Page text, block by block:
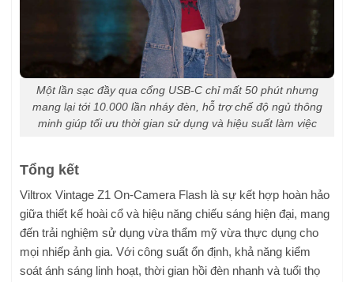
Một lần sạc đầy qua cổng USB-C chỉ mất 50 phút nhưng
mang lại tới 10.000 lần nháy đèn, hỗ trợ chế độ ngủ thông
minh giúp tối ưu thời gian sử dụng và hiệu suất làm việc
Tổng kết
Viltrox Vintage Z1 On-Camera Flash là sự kết hợp hoàn hảo
giữa thiết kế hoài cổ và hiệu năng chiếu sáng hiện đại, mang
đến trải nghiệm sử dụng vừa thẩm mỹ vừa thực dụng cho
mọi nhiếp ảnh gia. Với công suất ổn định, khả năng kiểm
soát ánh sáng linh hoạt, thời gian hồi đèn nhanh và tuổi thọ